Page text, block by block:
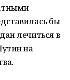
бы
лечиться в
на